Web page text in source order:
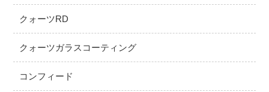
クォーツRD
クォーツガラスコーティング
コンフィード